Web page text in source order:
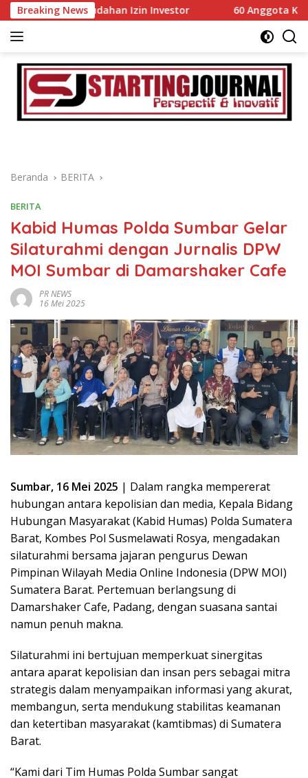
Langsung
ke
konten
Breaking News
Kemudahan Izin Investor 60 Anggota Kontingen
Beranda BERITA
BERITA
Kabid Humas Polda Sumbar Gelar
Silaturahmi dengan Jurnalis DPW
MOI Sumbar di Damarshaker Cafe
PR NEWS
16 Mei 2025
Sumbar, 16 Mei 2025 | Dalam rangka mempererat
hubungan antara kepolisian dan media, Kepala Bidang
Hubungan Masyarakat (Kabid Humas) Polda Sumatera
Barat, Kombes Pol Susmelawati Rosya, mengadakan
silaturahmi bersama jajaran pengurus Dewan
Pimpinan Wilayah Media Online Indonesia (DPW MOI)
Sumatera Barat. Pertemuan berlangsung di
Damarshaker Cafe, Padang, dengan suasana santai
namun penuh makna.
Silaturahmi ini bertujuan memperkuat sinergitas
antara aparat kepolisian dan insan pers sebagai mitra
strategis dalam menyampaikan informasi yang akurat,
membangun, serta mendukung stabilitas keamanan
dan ketertiban masyarakat (kamtibmas) di Sumatera
Barat.
“Kami dari Tim Humas Polda Sumbar sangat